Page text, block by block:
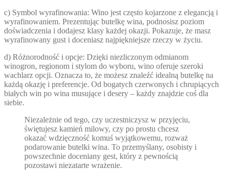
c) Symbol wyrafinowania: Wino jest często kojarzone z elegancją i
wyrafinowaniem. Prezentując butelkę wina, podnosisz poziom
doświadczenia i dodajesz klasy każdej okazji. Pokazuje, że masz
wyrafinowany gust i doceniasz najpiękniejsze rzeczy w życiu.
d) Różnorodność i opcje: Dzięki niezliczonym odmianom
winogron, regionom i stylom do wyboru, wino oferuje szeroki
wachlarz opcji. Oznacza to, że możesz znaleźć idealną butelkę na
każdą okazję i preferencje. Od bogatych czerwonych i chrupiących
białych win po wina musujące i desery – każdy znajdzie coś dla
siebie.
Niezależnie od tego, czy uczestniczysz w przyjęciu,
świętujesz kamień milowy, czy po prostu chcesz
okazać wdzięczność komuś wyjątkowemu, rozważ
podarowanie butelki wina. To przemyślany, osobisty i
powszechnie doceniany gest, który z pewnością
pozostawi niezatarte wrażenie.